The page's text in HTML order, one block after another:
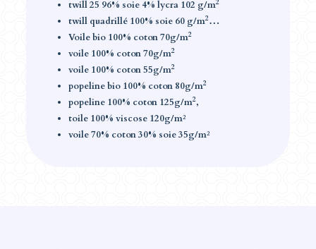
twill 25 96% soie 4% lycra 102 g/m2
twill quadrillé 100% soie 60 g/m2…
Voile bio 100% coton 70g/m2
voile 100% coton 70g/m2
voile 100% coton 55g/m2
popeline bio 100% coton 80g/m2
popeline 100% coton 125g/m2,
toile 100% viscose 120g/m²
voile 70% coton 30% soie 35g/m²